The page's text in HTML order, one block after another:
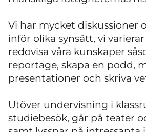
Vi har mycket diskussioner
inför olika synsätt, vi
redovisa våra kunskaper
reportage, skapa en podd,
presentationer och skriva
Utöver undervisning i
studiebesök, går på teater